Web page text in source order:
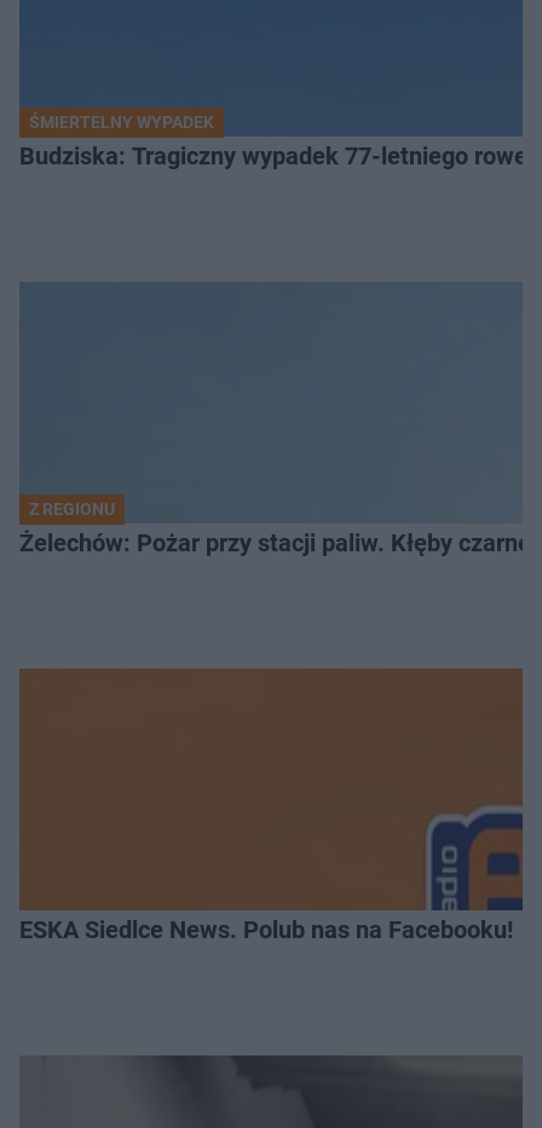
ŚMIERTELNY WYPADEK
Budziska: Tragiczny wypadek 77-letniego
Z REGIONU
Żelechów: Pożar przy stacji paliw. Kłęby
ESKA Siedlce News. Polub nas na Facebooku!